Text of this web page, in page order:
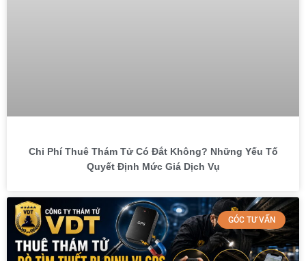
Chi Phí Thuê Thám Tử Có Đắt Không? Những Yếu Tố
Quyết Định Mức Giá Dịch Vụ
GÓC TƯ VẤN